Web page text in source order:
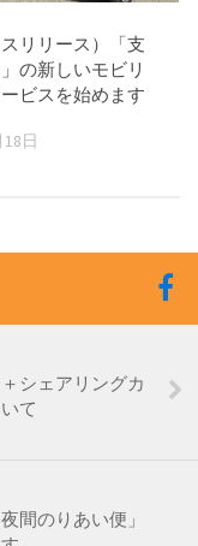
スリリース）「支
の新しいモビリ
ビスを始めます
日
シェアリングカ
て
間のりあい便」